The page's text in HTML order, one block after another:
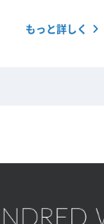
もっと詳しく